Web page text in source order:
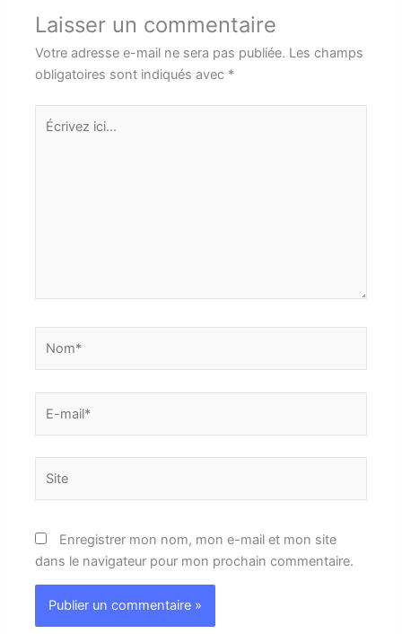
Laisser un commentaire
Votre adresse e-mail ne sera pas publiée. Les champs
obligatoires sont indiqués avec *
Écrivez
ici…
mail*
Enregistrer mon nom, mon e-mail et mon site
dans le navigateur pour mon prochain commentaire.